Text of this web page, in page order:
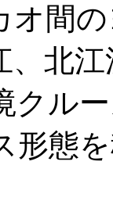
オ間
、北
クル
形態